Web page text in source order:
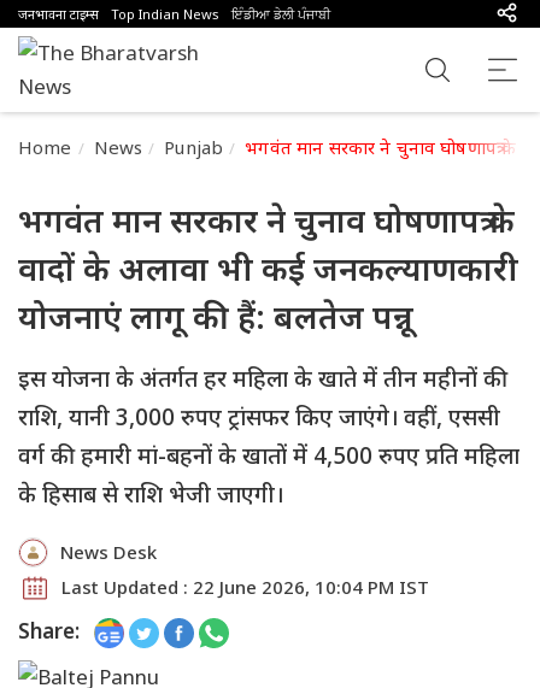
जनभावना टाइम्स Top Indian News ਇੰਡੀਆ ਡੇਲੀ ਪੰਜਾਬੀ
Home News Punjab भगवंत मान सरकार ने चुनाव घोषणापत्र के
भगवंत मान सरकार ने चुनाव घोषणापत्र के
वादों के अलावा भी कई जनकल्याणकारी
योजनाएं लागू की हैं: बलतेज पन्नू
इस योजना के अंतर्गत हर महिला के खाते में तीन महीनों की
राशि, यानी 3,000 रुपए ट्रांसफर किए जाएंगे। वहीं, एससी
वर्ग की हमारी मां-बहनों के खातों में 4,500 रुपए प्रति महिला
के हिसाब से राशि भेजी जाएगी।
News Desk
Last Updated : 22 June 2026, 10:04 PM IST
Share: